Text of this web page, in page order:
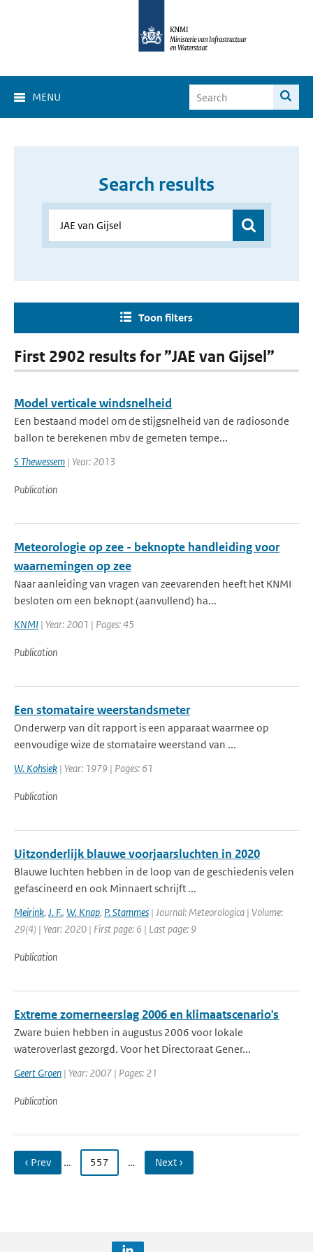
MENU
Search results
Toon filters
First 2902 results for ”JAE van Gijsel”
Model verticale windsnelheid
Een bestaand model om de stijgsnelheid van de radiosonde
ballon te berekenen mbv de gemeten tempe...
S Thewessem | Year: 2013
Publication
Meteorologie op zee - beknopte handleiding voor
waarnemingen op zee
Naar aanleiding van vragen van zeevarenden heeft het KNMI
besloten om een beknopt (aanvullend) ha...
KNMI | Year: 2001 | Pages: 45
Publication
Een stomataire weerstandsmeter
Onderwerp van dit rapport is een apparaat waarmee op
eenvoudige wize de stomataire weerstand van ...
W. Kohsiek | Year: 1979 | Pages: 61
Publication
Uitzonderlijk blauwe voorjaarsluchten in 2020
Blauwe luchten hebben in de loop van de geschiedenis velen
gefascineerd en ook Minnaert schrijft ...
Meirink, J. F., W. Knap, P. Stammes | Journal: Meteorologica | Volume:
29(4) | Year: 2020 | First page: 6 | Last page: 9
Publication
Extreme zomerneerslag 2006 en klimaatscenario's
Zware buien hebben in augustus 2006 voor lokale
wateroverlast gezorgd. Voor het Directoraat Gener...
Geert Groen | Year: 2007 | Pages: 21
Publication
‹ Prev … 557 … Next ›